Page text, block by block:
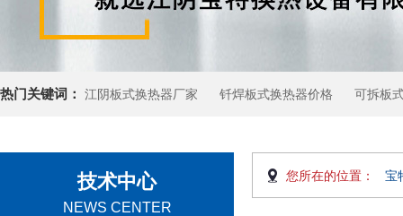
热门关键词： 江阴板式换热器厂家 钎焊板式换热器价格 可拆板
技术中心
NEWS CENTER
您所在的位置： 宝